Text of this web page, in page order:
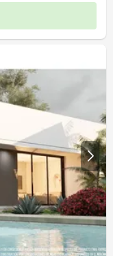
de tenis